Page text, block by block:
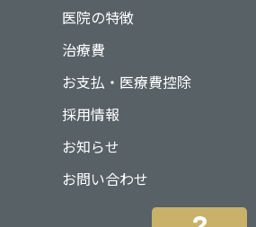
医院の特徴
治療費
お支払・医療費控除
採用情報
お知らせ
お問い合わせ